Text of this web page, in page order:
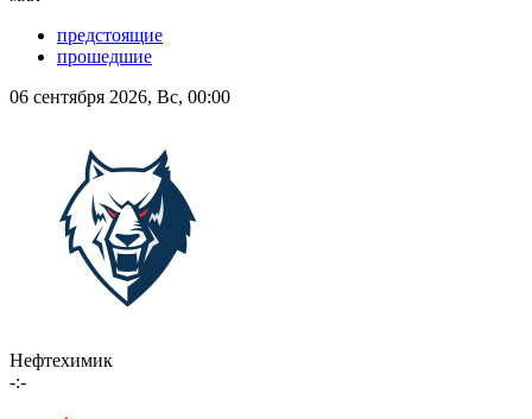
предстоящие
прошедшие
06 сентября 2026, Вс, 00:00
Нефтехимик
-:-